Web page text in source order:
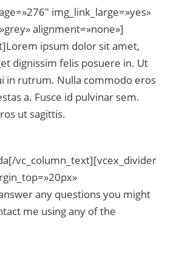
img_link_large=»yes»
alignment=»none»]
ipsum dolor sit amet,
dignissim felis posuere in. Ut
in rutrum. Nulla commodo eros
a. Fusce id pulvinar sem.
ut sagittis.
vc_column_text][vcex_divider
any questions you might
me using any of the